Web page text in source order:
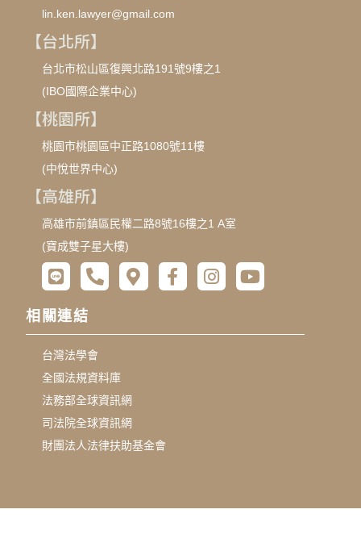
lin.ken.lawyer@gmail.com
【台北所】
台北市松山區復興北路191號9樓之1
(IBO國際企業中心)
【桃園所】
桃園市桃園區中正路1080號11樓
(中悅世界中心)
【高雄所】
高雄市前鎮區民權二路8號16樓之1 A室
(寶成雙子星大樓)
相關連結
台灣法學會
全國法規資料庫
法務部全球資訊網
司法院全球資訊網
財團法人法律扶助基金會